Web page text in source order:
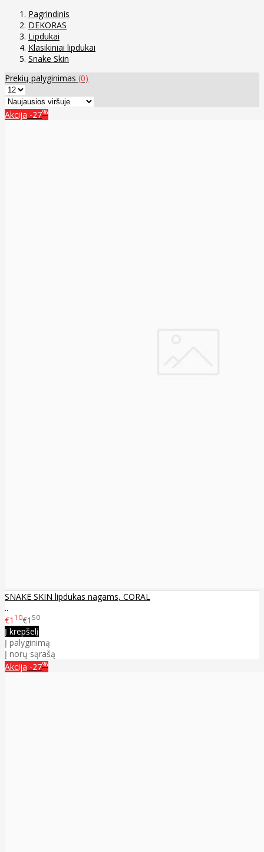
Pagrindinis
DEKORAS
Lipdukai
Klasikiniai lipdukai
Snake Skin
Prekių palyginimas (0)
Akcija -27%
SNAKE SKIN lipdukas nagams, CORAL
..
€1 10€1 50
Į krepšelį
Į palyginimą
Į norų sąrašą
Akcija -27%